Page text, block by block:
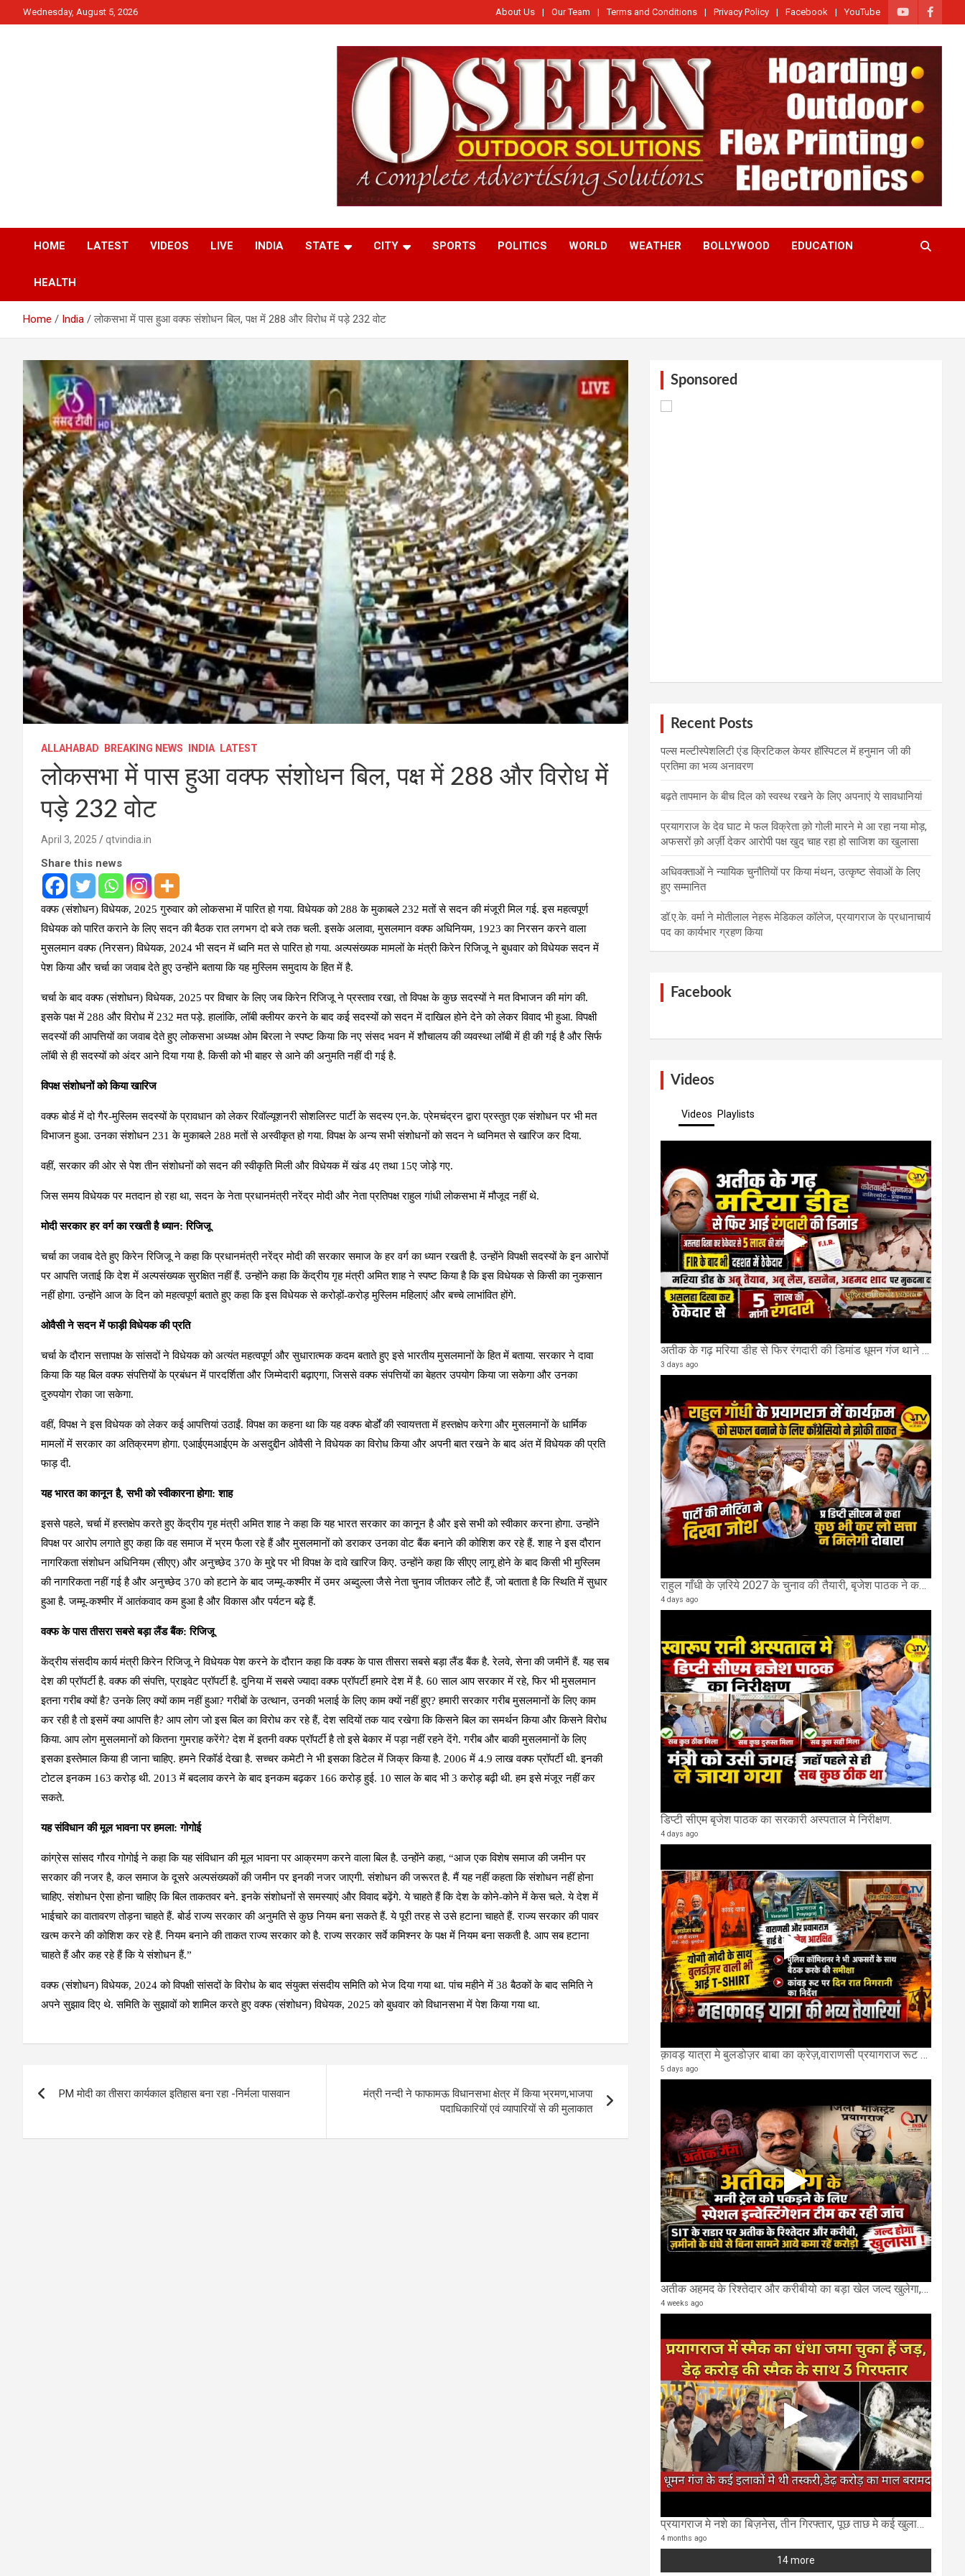
to
Wednesday, August 5, 2026 About Us Our Team Terms and Conditions Privacy Policy Facebook YouTube
HOME LATEST VIDEOS LIVE INDIA STATE CITY SPORTS POLITICS WORLD WEATHER BOLLYWOOD EDUCATION
HEALTH
Home India लोकसभा में पास हुआ वक्फ संशोधन बिल, पक्ष में 288 और विरोध में पड़े 232 वोट
ALLAHABAD BREAKING NEWS INDIA LATEST
लोकसभा में पास हुआ वक्फ संशोधन बिल, पक्ष में 288 और विरोध में
पड़े 232 वोट
April 3, 2025 qtvindia.in
Share this news
वक्फ (संशोधन) विधेयक, 2025 गुरुवार को लोकसभा में पारित हो गया. विधेयक को 288 के मुकाबले 232 मतों से सदन की मंजूरी मिल गई. इस महत्वपूर्ण
विधेयक को पारित कराने के लिए सदन की बैठक रात लगभग दो बजे तक चली. इसके अलावा, मुसलमान वक्फ अधिनियम, 1923 का निरसन करने वाला
मुसलमान वक्फ (निरसन) विधेयक, 2024 भी सदन में ध्वनि मत से पारित हो गया. अल्पसंख्यक मामलों के मंत्री किरेन रिजिजू ने बुधवार को विधेयक सदन में
पेश किया और चर्चा का जवाब देते हुए उन्होंने बताया कि यह मुस्लिम समुदाय के हित में है.
चर्चा के बाद वक्फ (संशोधन) विधेयक, 2025 पर विचार के लिए जब किरेन रिजिजू ने प्रस्ताव रखा, तो विपक्ष के कुछ सदस्यों ने मत विभाजन की मांग की.
इसके पक्ष में 288 और विरोध में 232 मत पड़े. हालांकि, लॉबी क्लीयर करने के बाद कई सदस्यों को सदन में दाखिल होने देने को लेकर विवाद भी हुआ. विपक्षी
सदस्यों की आपत्तियों का जवाब देते हुए लोकसभा अध्यक्ष ओम बिरला ने स्पष्ट किया कि नए संसद भवन में शौचालय की व्यवस्था लॉबी में ही की गई है और सिर्फ
लॉबी से ही सदस्यों को अंदर आने दिया गया है. किसी को भी बाहर से आने की अनुमति नहीं दी गई है.
विपक्ष संशोधनों को किया खारिज
वक्फ बोर्ड में दो गैर-मुस्लिम सदस्यों के प्रावधान को लेकर रिवॉल्यूशनरी सोशलिस्ट पार्टी के सदस्य एन.के. प्रेमचंद्रन द्वारा प्रस्तुत एक संशोधन पर भी मत
विभाजन हुआ. उनका संशोधन 231 के मुकाबले 288 मतों से अस्वीकृत हो गया. विपक्ष के अन्य सभी संशोधनों को सदन ने ध्वनिमत से खारिज कर दिया.
वहीं, सरकार की ओर से पेश तीन संशोधनों को सदन की स्वीकृति मिली और विधेयक में खंड 4ए तथा 15ए जोड़े गए.
जिस समय विधेयक पर मतदान हो रहा था, सदन के नेता प्रधानमंत्री नरेंद्र मोदी और नेता प्रतिपक्ष राहुल गांधी लोकसभा में मौजूद नहीं थे.
मोदी सरकार हर वर्ग का रखती है ध्‍यान: रिजिजू
चर्चा का जवाब देते हुए किरेन रिजिजू ने कहा कि प्रधानमंत्री नरेंद्र मोदी की सरकार समाज के हर वर्ग का ध्यान रखती है. उन्होंने विपक्षी सदस्यों के इन आरोपों
पर आपत्ति जताई कि देश में अल्पसंख्यक सुरक्षित नहीं हैं. उन्होंने कहा कि केंद्रीय गृह मंत्री अमित शाह ने स्पष्ट किया है कि इस विधेयक से किसी का नुकसान
नहीं होगा. उन्होंने आज के दिन को महत्वपूर्ण बताते हुए कहा कि इस विधेयक से करोड़ों-करोड़ मुस्लिम महिलाएं और बच्चे लाभांवित होंगे.
ओवैसी ने सदन में फाड़ी विधेयक की प्रति
चर्चा के दौरान सत्तापक्ष के सांसदों ने विधेयक को अत्यंत महत्वपूर्ण और सुधारात्मक कदम बताते हुए इसे भारतीय मुसलमानों के हित में बताया. सरकार ने दावा
किया कि यह बिल वक्फ संपत्तियों के प्रबंधन में पारदर्शिता और जिम्मेदारी बढ़ाएगा, जिससे वक्फ संपत्तियों का बेहतर उपयोग किया जा सकेगा और उनका
दुरुपयोग रोका जा सकेगा.
वहीं, विपक्ष ने इस विधेयक को लेकर कई आपत्तियां उठाईं. विपक्ष का कहना था कि यह वक्फ बोर्डों की स्वायत्तता में हस्तक्षेप करेगा और मुसलमानों के धार्मिक
मामलों में सरकार का अतिक्रमण होगा. एआईएमआईएम के असदुद्दीन ओवैसी ने विधेयक का विरोध किया और अपनी बात रखने के बाद अंत में विधेयक की प्रति
फाड़ दी.
यह भारत का कानून है, सभी को स्‍वीकारना होगा: शाह
इससे पहले, चर्चा में हस्तक्षेप करते हुए केंद्रीय गृह मंत्री अमित शाह ने कहा कि यह भारत सरकार का कानून है और इसे सभी को स्वीकार करना होगा. उन्होंने
विपक्ष पर आरोप लगाते हुए कहा कि वह समाज में भ्रम फैला रहे हैं और मुसलमानों को डराकर उनका वोट बैंक बनाने की कोशिश कर रहे हैं. शाह ने इस दौरान
नागरिकता संशोधन अधिनियम (सीएए) और अनुच्छेद 370 के मुद्दे पर भी विपक्ष के दावे खारिज किए. उन्होंने कहा कि सीएए लागू होने के बाद किसी भी मुस्लिम
की नागरिकता नहीं गई है और अनुच्छेद 370 को हटाने के बाद जम्मू-कश्मीर में उमर अब्दुल्ला जैसे नेता चुनाव जीतकर लौटे हैं, जो बताता है कि स्थिति में सुधार
हुआ है. जम्मू-कश्मीर में आतंकवाद कम हुआ है और विकास और पर्यटन बढ़े हैं.
वक्फ के पास तीसरा सबसे बड़ा लैंड बैंक: रिजिजू
केंद्रीय संसदीय कार्य मंत्री किरेन रिजिजू ने विधेयक पेश करने के दौरान कहा कि वक्फ के पास तीसरा सबसे बड़ा लैंड बैंक है. रेलवे, सेना की जमीनें हैं. यह सब
देश की प्रॉपर्टी है. वक्फ की संपत्ति, प्राइवेट प्रॉपर्टी है. दुनिया में सबसे ज्यादा वक्फ प्रॉपर्टी हमारे देश में है. 60 साल आप सरकार में रहे, फिर भी मुसलमान
इतना गरीब क्यों है? उनके लिए क्यों काम नहीं हुआ? गरीबों के उत्थान, उनकी भलाई के लिए काम क्यों नहीं हुए? हमारी सरकार गरीब मुसलमानों के लिए काम
कर रही है तो इसमें क्या आपत्ति है? आप लोग जो इस बिल का विरोध कर रहे हैं, देश सदियों तक याद रखेगा कि किसने बिल का समर्थन किया और किसने विरोध
किया. आप लोग मुसलमानों को कितना गुमराह करेंगे? देश में इतनी वक्फ प्रॉपर्टी है तो इसे बेकार में पड़ा नहीं रहने देंगे. गरीब और बाकी मुसलमानों के लिए
इसका इस्तेमाल किया ही जाना चाहिए. हमने रिकॉर्ड देखा है. सच्चर कमेटी ने भी इसका डिटेल में जिक्र किया है. 2006 में 4.9 लाख वक्फ प्रॉपर्टी थी. इनकी
टोटल इनकम 163 करोड़ थी. 2013 में बदलाव करने के बाद इनकम बढ़कर 166 करोड़ हुई. 10 साल के बाद भी 3 करोड़ बढ़ी थी. हम इसे मंजूर नहीं कर
सकते.
यह संविधान की मूल भावना पर हमला: गोगोई
कांग्रेस सांसद गौरव गोगोई ने कहा कि यह संविधान की मूल भावना पर आक्रमण करने वाला बिल है. उन्होंने कहा, “आज एक विशेष समाज की जमीन पर
सरकार की नजर है, कल समाज के दूसरे अल्पसंख्यकों की जमीन पर इनकी नजर जाएगी. संशोधन की जरूरत है. मैं यह नहीं कहता कि संशोधन नहीं होना
चाहिए. संशोधन ऐसा होना चाहिए कि बिल ताकतवर बने. इनके संशोधनों से समस्याएं और विवाद बढ़ेंगे. ये चाहते हैं कि देश के कोने-कोने में केस चले. ये देश में
भाईचारे का वातावरण तोड़ना चाहते हैं. बोर्ड राज्य सरकार की अनुमति से कुछ नियम बना सकते हैं. ये पूरी तरह से उसे हटाना चाहते हैं. राज्य सरकार की पावर
खत्म करने की कोशिश कर रहे हैं. नियम बनाने की ताकत राज्य सरकार को है. राज्य सरकार सर्वे कमिश्नर के पक्ष में नियम बना सकती है. आप सब हटाना
चाहते हैं और कह रहे हैं कि ये संशोधन हैं.”
वक्फ (संशोधन) विधेयक, 2024 को विपक्षी सांसदों के विरोध के बाद संयुक्त संसदीय समिति को भेज दिया गया था. पांच महीने में 38 बैठकों के बाद समिति ने
अपने सुझाव दिए थे. समिति के सुझावों को शामिल करते हुए वक्फ (संशोधन) विधेयक, 2025 को बुधवार को विधानसभा में पेश किया गया था.
PM मोदी का तीसरा कार्यकाल इतिहास बना रहा -निर्मला पासवान
मंत्री नन्दी ने फाफामऊ विधानसभा क्षेत्र में किया भ्रमण,भाजपा
पदाधिकारियों एवं व्यापारियों से की मुलाकात
Sponsored
Recent Posts
पल्स मल्टीस्पेशलिटी एंड क्रिटिकल केयर हॉस्पिटल में हनुमान जी की
प्रतिमा का भव्य अनावरण
बढ़ते तापमान के बीच दिल को स्वस्थ रखने के लिए अपनाएं ये सावधानियां
प्रयागराज के देव घाट मे फल विक्रेता क़ो गोली मारने मे आ रहा नया मोड़,
अफसरों क़ो अर्ज़ी देकर आरोपी पक्ष खुद चाह रहा हो साजिश का खुलासा
अधिवक्ताओं ने न्यायिक चुनौतियों पर किया मंथन, उत्कृष्ट सेवाओं के लिए
हुए सम्मानित
डॉ.ए.के. वर्मा ने मोतीलाल नेहरू मेडिकल कॉलेज, प्रयागराज के प्रधानाचार्य
पद का कार्यभार ग्रहण किया
Facebook
Videos
Videos Playlists
अतीक के गढ़ मरिया डीह से फिर रंगदारी की डिमांड धूमन गंज थाने मे 4 के खिलाफ मुकदमा दर्ज
3 days ago
राहुल गाँधी के ज़रिये 2027 के चुनाव की तैयारी, बृजेश पाठक ने कहा चुक चुकी हैं कांग्रेस
4 days ago
डिप्टी सीएम बृजेश पाठक का सरकारी अस्पताल मे निरीक्षण.
4 days ago
क़ावड़ यात्रा मे बुलडोज़र बाबा का क्रेज़,वाराणसी प्रयागराज रूट की एक लेन खाली की गई.
5 days ago
अतीक अहमद के रिश्तेदार और करीबीयो का बड़ा खेल जल्द खुलेगा,छुप कर करोड़ो कमाने वाले SIT के राडार पर
4 weeks ago
प्रयागराज मे नशे का बिज़नेस, तीन गिरफ्तार, पूछ ताछ मे कई खुलासा..
4 months ago
14 more